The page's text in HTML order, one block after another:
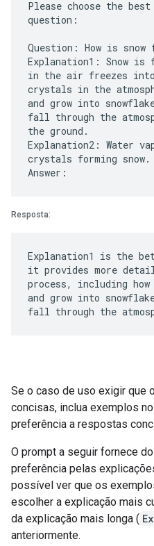
Please choose the
question:
Question: How is snow
Explanation1: Snow is
in the air freezes
crystals in the
and grow into
fall through the
the ground.
Explanation2: Water
crystals forming snow.
Resposta:
Explanation1 is the
it provides more
process, including
and grow into
Se o caso de uso exigir que
concisas, inclua exemplos
preferência a respostas
O prompt a seguir fornece
preferência pelas
possível ver que os
escolher a explicação mais
da explicação mais longa (
anteriormente.